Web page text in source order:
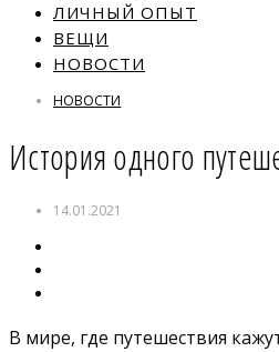
ЛИЧНЫЙ ОПЫТ
ВЕЩИ
НОВОСТИ
НОВОСТИ
История одного
14.01.2021
В мире, где путешествия